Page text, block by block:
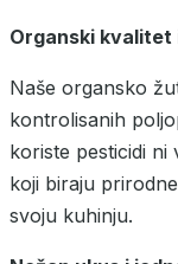
Organski kvalitet
Naše organsko
kontrolisanih
koriste pesticidi ni
koji biraju
svoju kuhinju.